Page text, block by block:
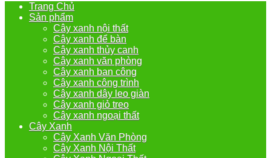
Trang Chủ
Sản phẩm
Cây xanh nội thất
Cây xanh để bàn
Cây xanh thủy canh
Cây xanh văn phòng
Cây xanh ban công
Cây xanh công trình
Cây xanh dây leo giàn
Cây xanh giỏ treo
Cây xanh ngoại thất
Cây Xanh
Cây Xanh Văn Phòng
Cây Xanh Nội Thất